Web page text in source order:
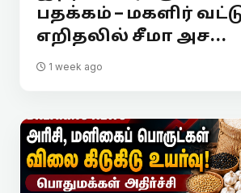
பதக்கம் – மகளிர்
எறிதலில் சீமா அச...
1 week ago